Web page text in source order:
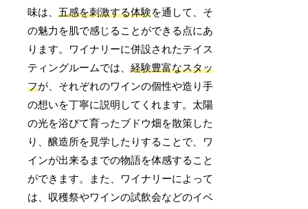
味は、五感を刺激する体験を通して、そ
の魅力を肌で感じることができる点にあ
ります。ワイナリーに併設されたテイス
ティングルームでは、経験豊富なスタッ
フが、それぞれのワインの個性や造り手
の想いを丁寧に説明してくれます。太陽
の光を浴びて育ったブドウ畑を散策した
り、醸造所を見学したりすることで、ワ
インが出来るまでの物語を体感すること
ができます。また、ワイナリーによって
は、収穫祭やワインの試飲会などのイベ